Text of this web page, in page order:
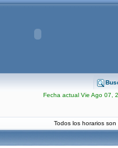
Fecha actual Vie Ago 07,
Todos los horarios son